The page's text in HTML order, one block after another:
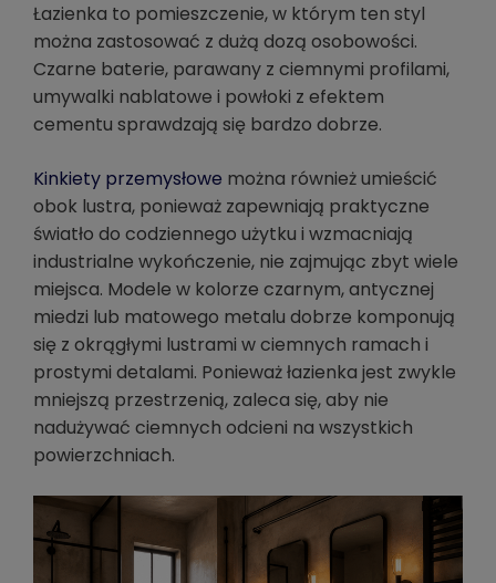
Łazienka to pomieszczenie, w którym ten styl
można zastosować z dużą dozą osobowości.
Czarne baterie, parawany z ciemnymi profilami,
umywalki nablatowe i powłoki z efektem
cementu sprawdzają się bardzo dobrze.
Kinkiety przemysłowe można również umieścić
obok lustra, ponieważ zapewniają praktyczne
światło do codziennego użytku i wzmacniają
industrialne wykończenie, nie zajmując zbyt wiele
miejsca. Modele w kolorze czarnym, antycznej
miedzi lub matowego metalu dobrze komponują
się z okrągłymi lustrami w ciemnych ramach i
prostymi detalami. Ponieważ łazienka jest zwykle
mniejszą przestrzenią, zaleca się, aby nie
nadużywać ciemnych odcieni na wszystkich
powierzchniach.